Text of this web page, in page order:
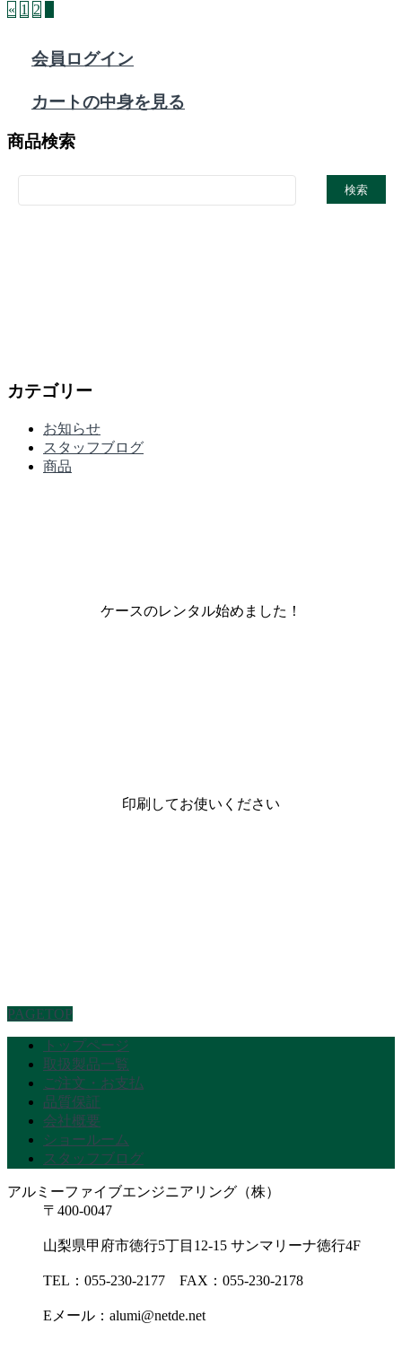
« 1 2
会員ログイン
カートの中身を見る
商品検索
カテゴリー
お知らせ
スタッフブログ
商品
ケースのレンタル始めました！
印刷してお使いください
PAGETOP
トップページ
取扱製品一覧
ご注文・お支払
品質保証
会社概要
ショールーム
スタッフブログ
アルミーファイブエンジニアリング（株）
〒400-0047
山梨県甲府市徳行5丁目12-15 サンマリーナ徳行4F
TEL：055-230-2177 FAX：055-230-2178
Eメール：alumi@netde.net